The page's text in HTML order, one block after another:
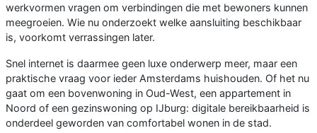
werkvormen vragen om verbindingen die met bewoners kunnen
meegroeien. Wie nu onderzoekt welke aansluiting beschikbaar
is, voorkomt verrassingen later.
Snel internet is daarmee geen luxe onderwerp meer, maar een
praktische vraag voor ieder Amsterdams huishouden. Of het nu
gaat om een bovenwoning in Oud-West, een appartement in
Noord of een gezinswoning op IJburg: digitale bereikbaarheid is
onderdeel geworden van comfortabel wonen in de stad.